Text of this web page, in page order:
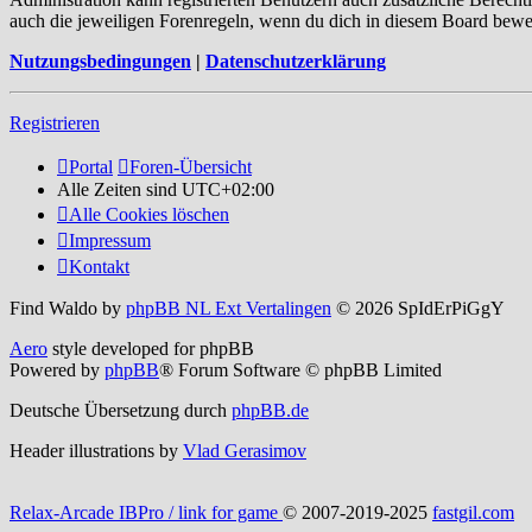
auch die jeweiligen Forenregeln, wenn du dich in diesem Board
Nutzungsbedingungen | Datenschutzerklärung
Registrieren
Portal
Foren-Übersicht
Alle Zeiten sind UTC+02:00
Alle Cookies löschen
Impressum
Kontakt
Find Waldo by phpBB NL Ext Vertalingen © 2026 SpIdErPiGgY
Aero style developed for phpBB
Powered by phpBB® Forum Software © phpBB Limited
Deutsche Übersetzung durch phpBB.de
Header illustrations by Vlad Gerasimov
Relax-Arcade IBPro / link for game © 2007-2019-2025 fastgil.com